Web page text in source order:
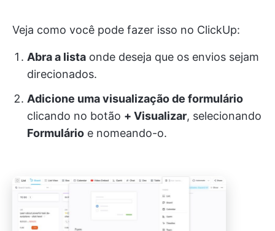
Veja como você pode fazer isso no ClickUp:
Abra a lista onde deseja que os envios sejam
direcionados.
Adicione uma visualização de formulário
clicando no botão + Visualizar, selecionando
Formulário e nomeando-o.